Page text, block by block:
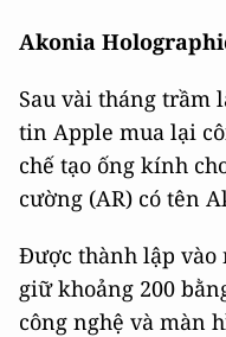
Akonia
Sau vài tháng trầm
tin Apple mua lại
chế tạo ống kính
cường (AR) có tên
Được thành lập vào
giữ khoảng 200
công nghệ và màn